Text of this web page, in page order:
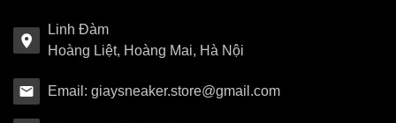
Linh Đàm
Hoàng Liệt, Hoàng Mai, Hà Nội
Email: giaysneaker.store@gmail.com